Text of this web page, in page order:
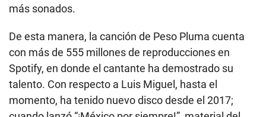
más sonados.
De esta manera, la canción de Peso Pluma cuenta
con más de 555 millones de reproducciones en
Spotify, en donde el cantante ha demostrado su
talento. Con respecto a Luis Miguel, hasta el
momento, ha tenido nuevo disco desde el 2017;